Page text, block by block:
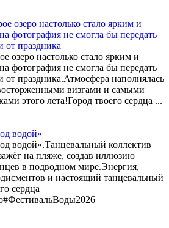
озеро настолько стало ярким и
фотография не смогла бы передать
от праздника
озеро настолько стало ярким и
фотография не смогла бы передать
от праздника.Атмосфера наполнялась
визгами и самыми
этого лета!Город твоего сердца ...
водой»
водой».Танцевальный коллектив
на пляже, создав иллюзию
в подводном мире.Энергия,
и настоящий танцевальный
сердца